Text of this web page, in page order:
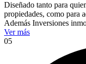
Diseñado tanto para
propiedades, como para
Además Inversiones
Ver más
05